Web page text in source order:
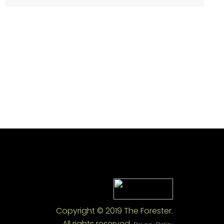
Copyright © 2019 The Forester.